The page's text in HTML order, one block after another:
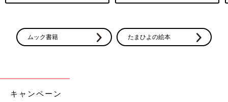
ムック書籍 たまひよの絵本
キャンペーン